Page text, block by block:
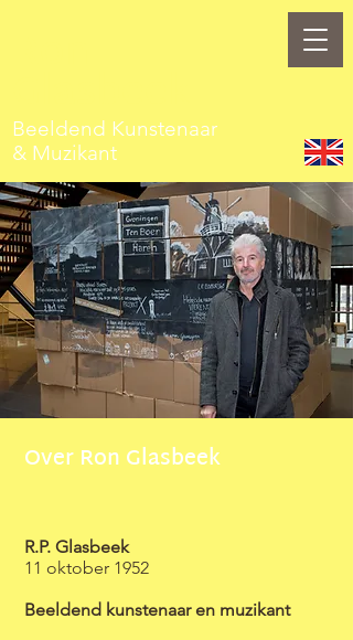
Beeldend Kunstenaar
& Muzikant
Over Ron Glasbeek
R.P. Glasbeek
11 oktober 1952
Beeldend kunstenaar en muzikant